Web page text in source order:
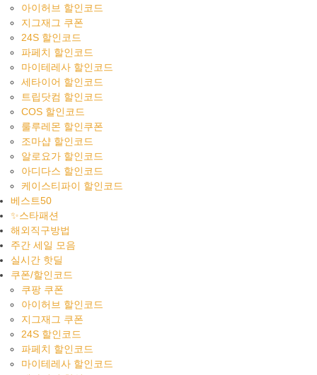
아이허브 할인코드
지그재그 쿠폰
24S 할인코드
파페치 할인코드
마이테레사 할인코드
세타이어 할인코드
트립닷컴 할인코드
COS 할인코드
룰루레몬 할인쿠폰
조마샵 할인코드
알로요가 할인코드
아디다스 할인코드
케이스티파이 할인코드
베스트50
✨스타패션
해외직구방법
주간 세일 모음
실시간 핫딜
쿠폰/할인코드
쿠팡 쿠폰
아이허브 할인코드
지그재그 쿠폰
24S 할인코드
파페치 할인코드
마이테레사 할인코드